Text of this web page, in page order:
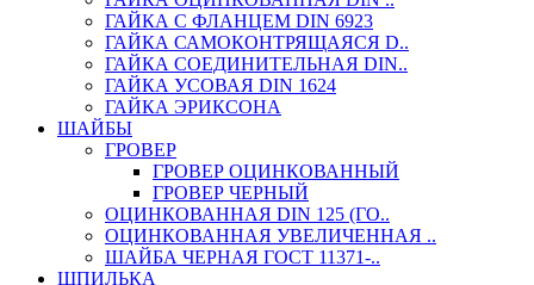
ГАЙКА С ФЛАНЦЕМ DIN 6923
ГАЙКА САМОКОНТРЯЩАЯСЯ D..
ГАЙКА СОЕДИНИТЕЛЬНАЯ DIN..
ГАЙКА УСОВАЯ DIN 1624
ГАЙКА ЭРИКСОНА
ШАЙБЫ
ГРОВЕР
ГРОВЕР ОЦИНКОВАННЫЙ
ГРОВЕР ЧЕРНЫЙ
ОЦИНКОВАННАЯ DIN 125 (ГО..
ОЦИНКОВАННАЯ УВЕЛИЧЕННАЯ ..
ШАЙБА ЧЕРНАЯ ГОСТ 11371-..
ШПИЛЬКА